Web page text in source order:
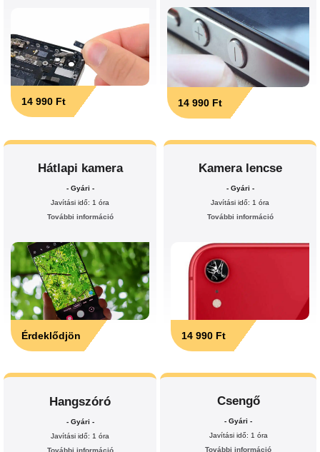
14 990 Ft 14 990 Ft
Hátlapi kamera
- Gyári -
Javítási idő: 1 óra
További információ
Érdeklődjön
Kamera lencse
- Gyári -
Javítási idő: 1 óra
További információ
14 990 Ft
Hangszóró
- Gyári -
Javítási idő: 1 óra
További információ
Csengő
- Gyári -
Javítási idő: 1 óra
További információ